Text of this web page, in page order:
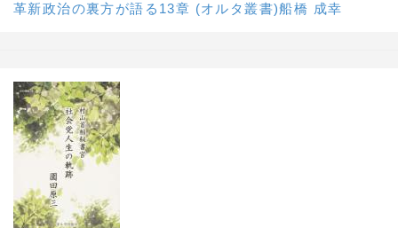
革新政治の裏方が語る13章 (オルタ叢書)船橋 成幸